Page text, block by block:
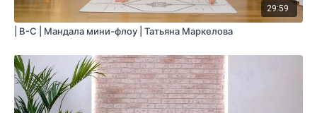
29:59
| B-C | Мандала мини-флоу | Татьяна Маркелова